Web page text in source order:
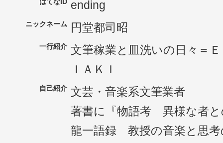
はてなID ending
ニックネーム 円堂都司昭
一行紹介 文筆稼業と皿洗いの日々＝
ＩＡＫＩ
自己紹介 文芸・音楽系文筆業者
著書に『物語考 異様な者と
龍一語録 教授の音楽と思考